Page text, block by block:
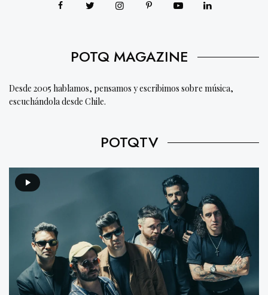
POTQ MAGAZINE
Desde 2005 hablamos, pensamos y escribimos sobre música,
escuchándola desde Chile.
POTQTV